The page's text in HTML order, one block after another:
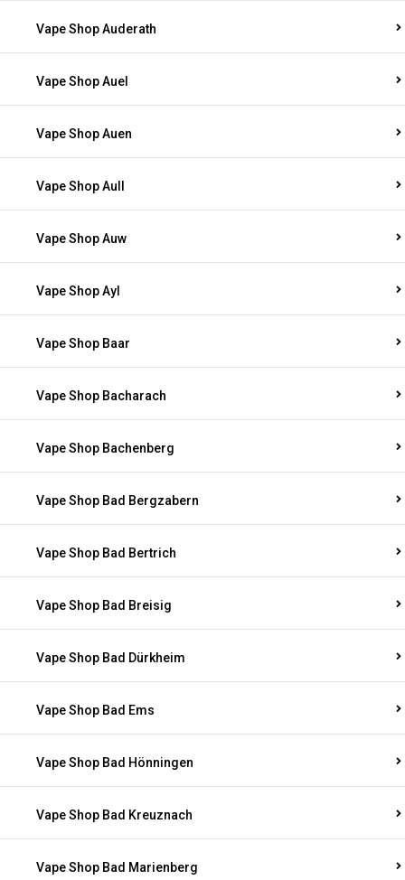
Vape Shop Auderath
Vape Shop Auel
Vape Shop Auen
Vape Shop Aull
Vape Shop Auw
Vape Shop Ayl
Vape Shop Baar
Vape Shop Bacharach
Vape Shop Bachenberg
Vape Shop Bad Bergzabern
Vape Shop Bad Bertrich
Vape Shop Bad Breisig
Vape Shop Bad Dürkheim
Vape Shop Bad Ems
Vape Shop Bad Hönningen
Vape Shop Bad Kreuznach
Vape Shop Bad Marienberg